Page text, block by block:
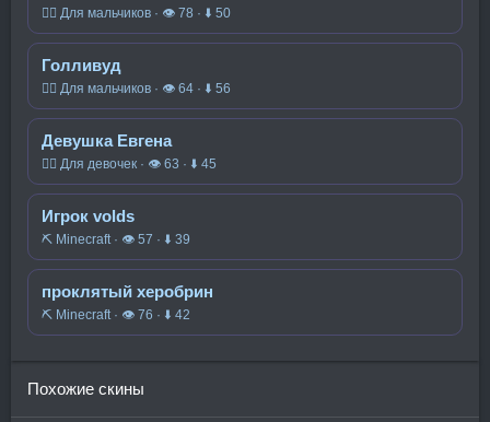
🧍‍♂️ Для мальчиков · 👁 78 · ⬇ 50
Голливуд
🧍‍♂️ Для мальчиков · 👁 64 · ⬇ 56
Девушка Евгена
🧍‍♀️ Для девочек · 👁 63 · ⬇ 45
Игрок volds
⛏️ Minecraft · 👁 57 · ⬇ 39
проклятый херобрин
⛏️ Minecraft · 👁 76 · ⬇ 42
Похожие скины